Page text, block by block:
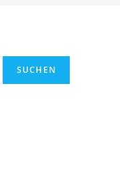
SUCHEN